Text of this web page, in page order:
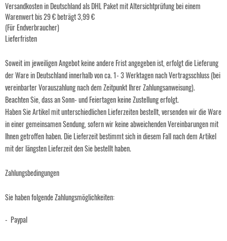
Versandkosten in Deutschland als DHL Paket mit Altersichtprüfung bei einem
Warenwert bis 29 € beträgt 3,99 €
(Für Endverbraucher)
Lieferfristen
Soweit im jeweiligen Angebot keine andere Frist angegeben ist, erfolgt die Lieferung
der Ware in Deutschland innerhalb von ca. 1- 3 Werktagen nach Vertragsschluss (bei
vereinbarter Vorauszahlung nach dem Zeitpunkt Ihrer Zahlungsanweisung).
Beachten Sie, dass an Sonn- und Feiertagen keine Zustellung erfolgt.
Haben Sie Artikel mit unterschiedlichen Lieferzeiten bestellt, versenden wir die Ware
in einer gemeinsamen Sendung, sofern wir keine abweichenden Vereinbarungen mit
Ihnen getroffen haben. Die Lieferzeit bestimmt sich in diesem Fall nach dem Artikel
mit der längsten Lieferzeit den Sie bestellt haben.
Zahlungsbedingungen
Sie haben folgende Zahlungsmöglichkeiten:
- Paypal